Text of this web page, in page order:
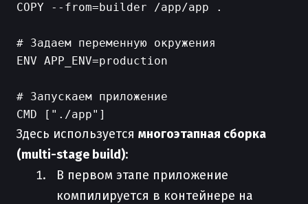
COPY --from=builder /app/app .
# Задаем переменную окружения
ENV APP_ENV=production
# Запускаем приложение
Здесь используется многоэтапная сборка
(multi-stage build):
В первом этапе приложение
компилируется в контейнере на